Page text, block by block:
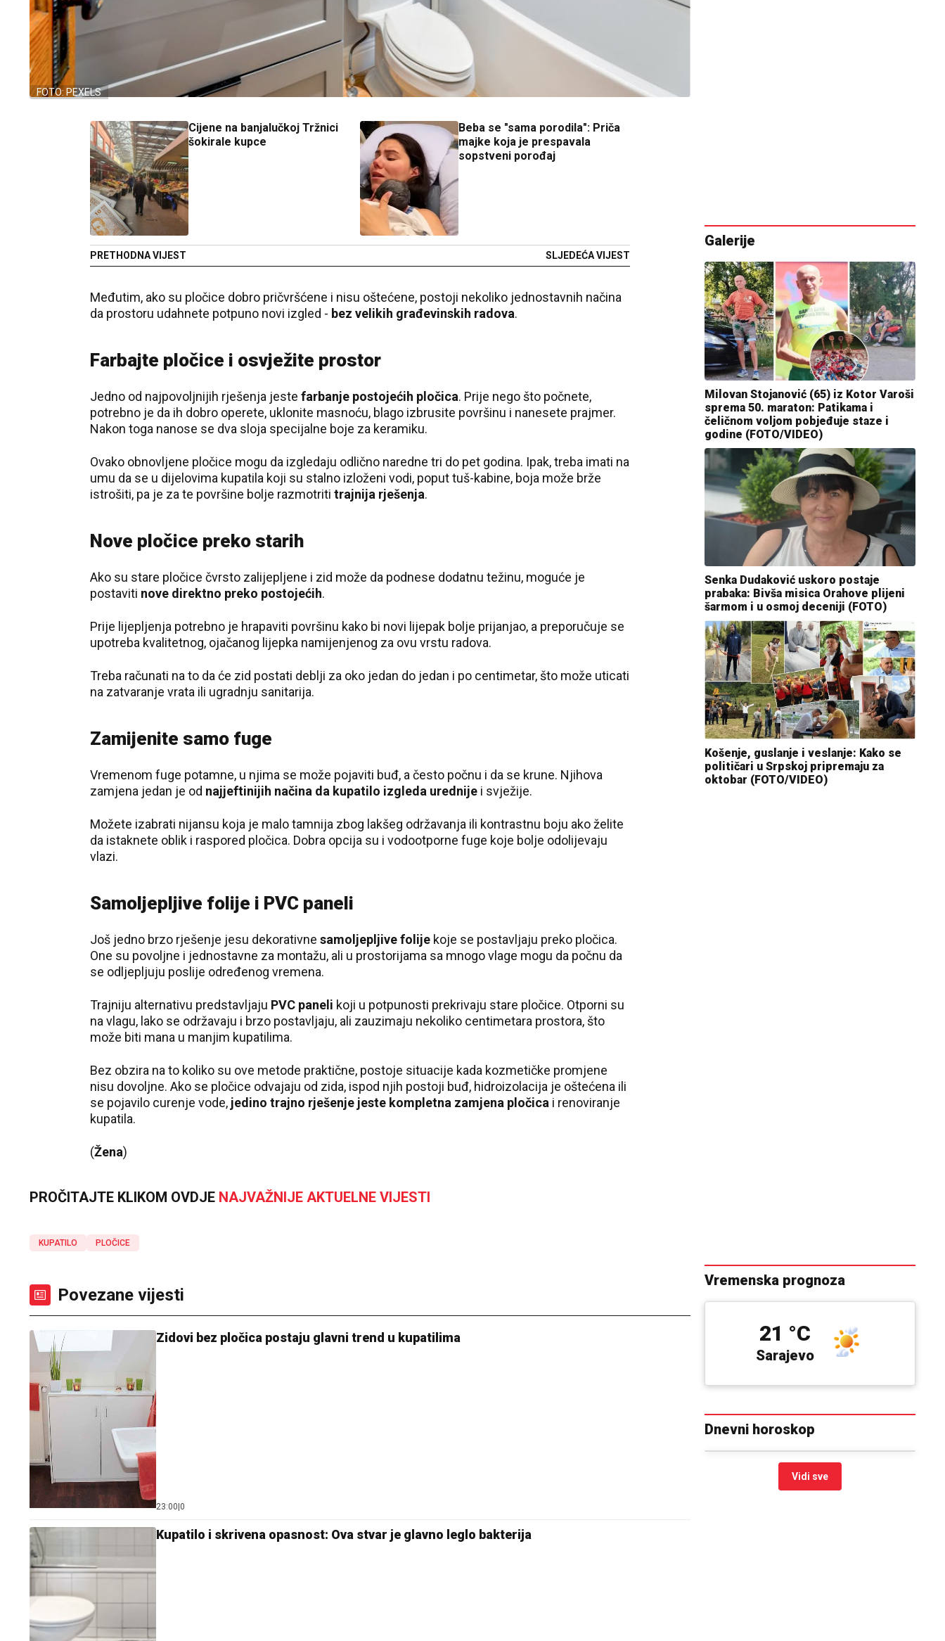
FOTO: PEXELS
Cijene na banjalučkoj Tržnici
šokirale kupce
PRETHODNA VIJEST
Beba se "sama porodila": Priča
majke koja je prespavala
sopstveni porođaj
SLJEDEĆA VIJEST
Međutim, ako su pločice dobro pričvršćene i nisu oštećene, postoji nekoliko jednostavnih načina
da prostoru udahnete potpuno novi izgled - bez velikih građevinskih radova.
Farbajte pločice i osvježite prostor
Jedno od najpovoljnijih rješenja jeste farbanje postojećih pločica. Prije nego što počnete,
potrebno je da ih dobro operete, uklonite masnoću, blago izbrusite površinu i nanesete prajmer.
Nakon toga nanose se dva sloja specijalne boje za keramiku.
Ovako obnovljene pločice mogu da izgledaju odlično naredne tri do pet godina. Ipak, treba imati na
umu da se u dijelovima kupatila koji su stalno izloženi vodi, poput tuš-kabine, boja može brže
istrošiti, pa je za te površine bolje razmotriti trajnija rješenja.
Nove pločice preko starih
Ako su stare pločice čvrsto zalijepljene i zid može da podnese dodatnu težinu, moguće je
postaviti nove direktno preko postojećih.
Prije lijepljenja potrebno je hrapaviti površinu kako bi novi lijepak bolje prijanjao, a preporučuje se
upotreba kvalitetnog, ojačanog lijepka namijenjenog za ovu vrstu radova.
Treba računati na to da će zid postati deblji za oko jedan do jedan i po centimetar, što može uticati
na zatvaranje vrata ili ugradnju sanitarija.
Zamijenite samo fuge
Vremenom fuge potamne, u njima se može pojaviti buđ, a često počnu i da se krune. Njihova
zamjena jedan je od najjeftinijih načina da kupatilo izgleda urednije i svježije.
Možete izabrati nijansu koja je malo tamnija zbog lakšeg održavanja ili kontrastnu boju ako želite
da istaknete oblik i raspored pločica. Dobra opcija su i vodootporne fuge koje bolje odolijevaju
vlazi.
Samoljepljive folije i PVC paneli
Još jedno brzo rješenje jesu dekorativne samoljepljive folije koje se postavljaju preko pločica.
One su povoljne i jednostavne za montažu, ali u prostorijama sa mnogo vlage mogu da počnu da
se odljepljuju poslije određenog vremena.
Trajniju alternativu predstavljaju PVC paneli koji u potpunosti prekrivaju stare pločice. Otporni su
na vlagu, lako se održavaju i brzo postavljaju, ali zauzimaju nekoliko centimetara prostora, što
može biti mana u manjim kupatilima.
Bez obzira na to koliko su ove metode praktične, postoje situacije kada kozmetičke promjene
nisu dovoljne. Ako se pločice odvajaju od zida, ispod njih postoji buđ, hidroizolacija je oštećena ili
se pojavilo curenje vode, jedino trajno rješenje jeste kompletna zamjena pločica i renoviranje
kupatila.
(Žena)
PROČITAJTE KLIKOM OVDJE NAJVAŽNIJE AKTUELNE VIJESTI
KUPATILO PLOČICE
Povezane vijesti
Zidovi bez pločica postaju glavni trend u kupatilima
23:00 0
Kupatilo i skrivena opasnost: Ova stvar je glavno leglo bakterija
Galerije
Milovan Stojanović (65) iz Kotor Varoši
sprema 50. maraton: Patikama i
čeličnom voljom pobjeđuje staze i
godine (FOTO/VIDEO)
Senka Dudaković uskoro postaje
prabaka: Bivša misica Orahove plijeni
šarmom i u osmoj deceniji (FOTO)
Košenje, guslanje i veslanje: Kako se
političari u Srpskoj pripremaju za
oktobar (FOTO/VIDEO)
Vremenska prognoza
Sarajevo
21 °C
Dnevni horoskop
Vidi sve